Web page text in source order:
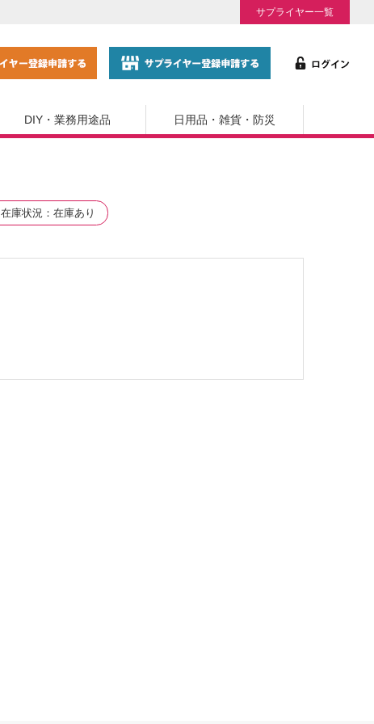
サプライヤー一覧
DIY・業務用途品 日用品・雑貨・防災
在庫状況 在庫あり